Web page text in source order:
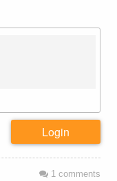
Login
1comments